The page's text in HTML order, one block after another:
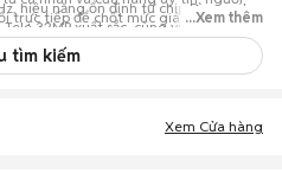
trực tiếp để chốt mức giá phù hợp
hiệu năng ổn định từ chip Dimensity
32MP xuất sắc, cùng viên pin
mang lại trải nghiệm thanh lịch với
...Xem thêm
tìm kiếm
Xem Cửa hàng